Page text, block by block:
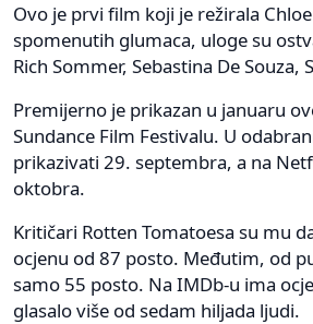
Ovo je prvi film koji je režirala
spomenutih glumaca, uloge su
Rich Sommer, Sebastina De Souza,
Premijerno je prikazan u januaru
Sundance Film Festivalu. U
prikazivati 29. septembra, a na
oktobra.
Kritičari Rotten Tomatoesa su mu
ocjenu od 87 posto. Međutim, od
samo 55 posto. Na IMDb-u ima
glasalo više od sedam hiljada ljudi.